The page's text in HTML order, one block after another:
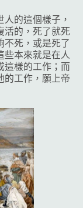
的這個樣子，
活的，死了就死
不死，或是死了
些本來就是在人
這樣的工作；而
的工作，願上帝